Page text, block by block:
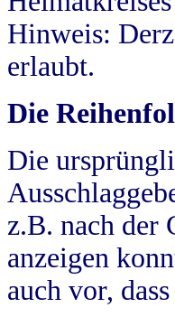
Hinweis:
erlaubt.
Die
Die
z.B. nach der
anzeigen
auch vor,